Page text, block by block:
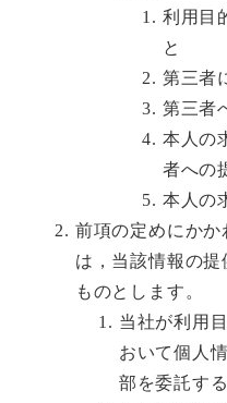
利用目
と
第三者
第三者
本人の
者への
本人の
前項の定めにかか
は，当該情報の
ものとします。
当社が利用
おいて個人
部を委託す